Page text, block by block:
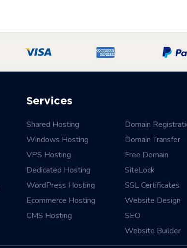
Services
Shared Hosting
Windows Hosting
VPS Hosting
Dedicated Hosting
WordPress Hosting
Ecommerce Hosting
CMS Hosting
Domain
Domain Transfer
Free Domain
SiteLock
SSL Certificates
Website Design
SEO
Website Builder